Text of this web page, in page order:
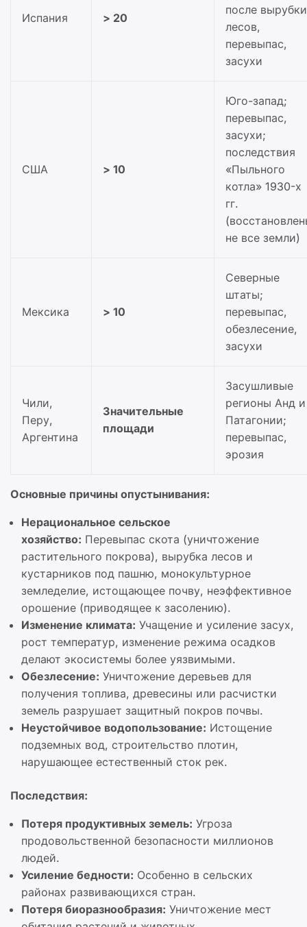
Испания > 20
после вырубки
лесов,
перевыпас,
засухи
США > 10
Юго-запад;
перевыпас,
засухи;
последствия
«Пыльного
котла» 1930-х
гг.
не все земли)
Мексика > 10
Северные
штаты;
перевыпас,
обезлесение,
засухи
Чили,
Перу,
Аргентина
Значительные
площади
Засушливые
регионы Анд и
Патагонии;
перевыпас,
эрозия
Основные причины опустынивания:
Нерациональное сельское
хозяйство: Перевыпас скота (уничтожение
растительного покрова), вырубка лесов и
кустарников под пашню, монокультурное
земледелие, истощающее почву, неэффективное
орошение (приводящее к засолению).
Изменение климата: Учащение и усиление засух,
рост температур, изменение режима осадков
делают экосистемы более уязвимыми.
Обезлесение: Уничтожение деревьев для
получения топлива, древесины или расчистки
земель разрушает защитный покров почвы.
Неустойчивое водопользование: Истощение
подземных вод, строительство плотин,
нарушающее естественный сток рек.
Последствия:
Потеря продуктивных земель: Угроза
продовольственной безопасности миллионов
людей.
Усиление бедности: Особенно в сельских
районах развивающихся стран.
Потеря биоразнообразия: Уничтожение мест